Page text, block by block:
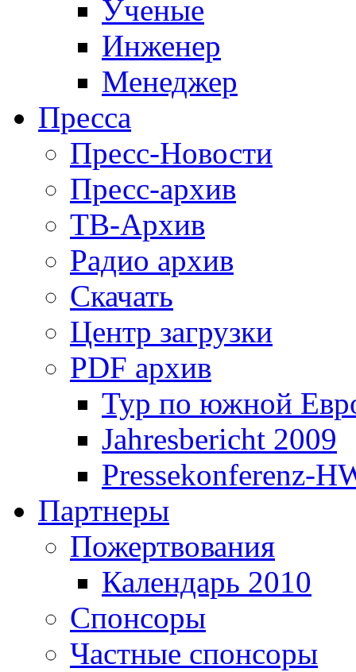
Ученые
Инженер
Менеджер
Пресса
Пресс-Новости
Пресс-архив
ТВ-Архив
Радио архив
Скачать
Центр загрузки
PDF архив
Тур по южной
Jahresbericht 2009
Pressekonferenz-
Партнеры
Пожертвования
Календарь 2010
Спонсоры
Частные спонсоры